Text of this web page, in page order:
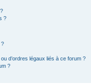
?
?
d’ordres légaux liés à ce forum ?
?